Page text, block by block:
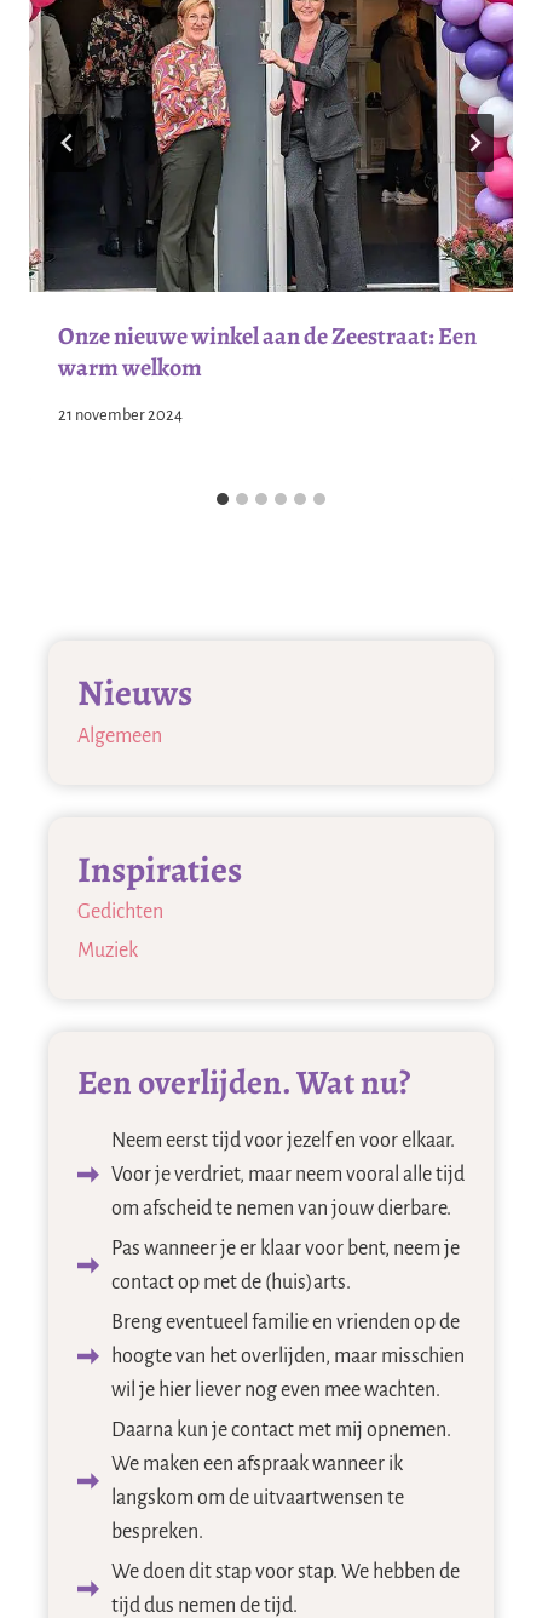
Onze nieuwe winkel aan de Zeestraat: Een
warm welkom
21 november 2024
Nieuws
Algemeen
Inspiraties
Gedichten
Muziek
Een overlijden. Wat nu?
Neem eerst tijd voor jezelf en voor elkaar.
Voor je verdriet, maar neem vooral alle tijd
om afscheid te nemen van jouw dierbare.
Pas wanneer je er klaar voor bent, neem je
contact op met de (huis)arts.
Breng eventueel familie en vrienden op de
hoogte van het overlijden, maar misschien
wil je hier liever nog even mee wachten.
Daarna kun je contact met mij opnemen.
We maken een afspraak wanneer ik
langskom om de uitvaartwensen te
bespreken.
We doen dit stap voor stap. We hebben de
tijd dus nemen de tijd.